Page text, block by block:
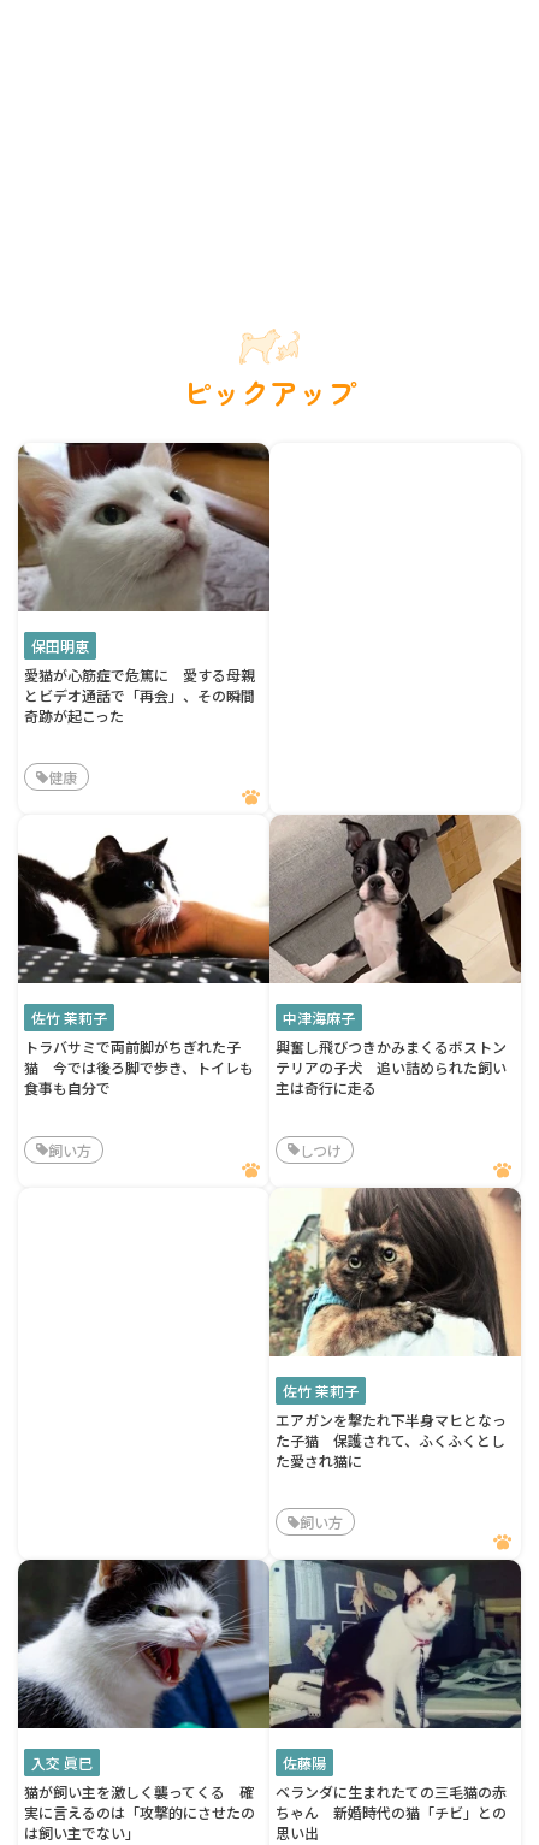
ピックアップ
保田明恵
愛猫が心筋症で危篤に 愛する母親
とビデオ通話で「再会」、その瞬間
奇跡が起こった
健康
佐竹 茉莉子
トラバサミで両前脚がちぎれた子
猫 今では後ろ脚で歩き、トイレも
食事も自分で
飼い方
中津海麻子
興奮し飛びつきかみまくるボストン
テリアの子犬 追い詰められた飼い
主は奇行に走る
しつけ
佐竹 茉莉子
エアガンを撃たれ下半身マヒとなっ
た子猫 保護されて、ふくふくとし
た愛され猫に
飼い方
入交 眞巳
猫が飼い主を激しく襲ってくる 確
実に言えるのは「攻撃的にさせたの
は飼い主でない」
佐藤陽
ベランダに生まれたての三毛猫の赤
ちゃん 新婚時代の猫「チビ」との
思い出